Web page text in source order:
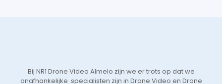
Bij NR1 Drone Video Almelo zijn we er trots op dat we
onafhankelijke specialisten zijn in Drone Video en Drone